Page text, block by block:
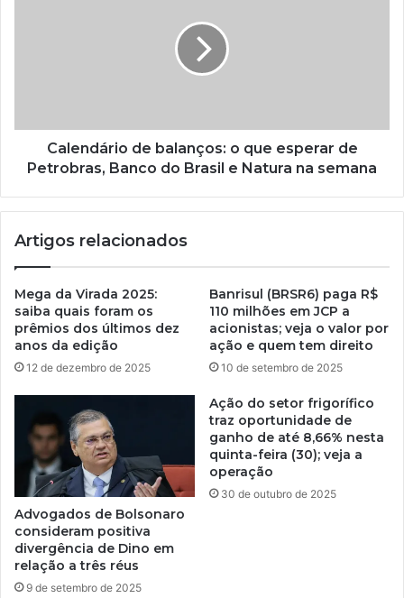
Calendário de balanços: o que esperar de
Petrobras, Banco do Brasil e Natura na semana
Artigos relacionados
Mega da Virada 2025:
saiba quais foram os
prêmios dos últimos dez
anos da edição
12 de dezembro de 2025
Banrisul (BRSR6) paga R$
110 milhões em JCP a
acionistas; veja o valor por
ação e quem tem direito
10 de setembro de 2025
Advogados de Bolsonaro
consideram positiva
divergência de Dino em
relação a três réus
9 de setembro de 2025
Ação do setor frigorífico
traz oportunidade de
ganho de até 8,66% nesta
quinta-feira (30); veja a
operação
30 de outubro de 2025